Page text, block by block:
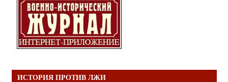
ИСТОРИЯ ПРОТИВ ЛЖИ